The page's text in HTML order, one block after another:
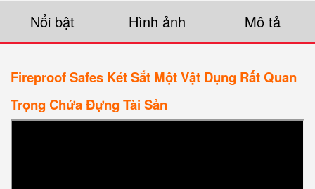
Nổi bật Hình ảnh Mô tả
Fireproof Safes Két Sắt Một Vật Dụng Rất Quan
Trọng Chứa Đựng Tài Sản